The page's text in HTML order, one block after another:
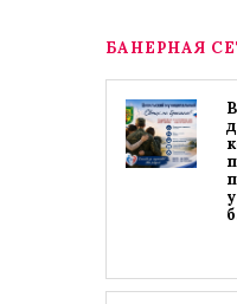
БАНЕРНАЯ